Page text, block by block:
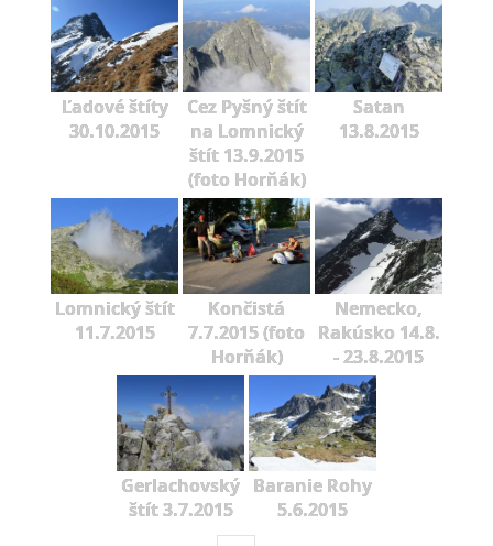
Ľadové štíty
30.10.2015
Cez Pyšný štít
na Lomnický
štít 13.9.2015
(foto Horňák)
Satan
13.8.2015
Lomnický štít
11.7.2015
Končistá
7.7.2015 (foto
Horňák)
Nemecko,
Rakúsko 14.8.
- 23.8.2015
Gerlachovský
štít 3.7.2015
Baranie Rohy
5.6.2015